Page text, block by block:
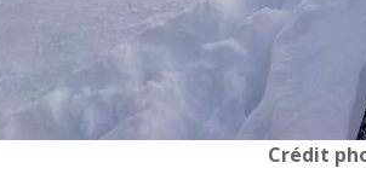
Crédit